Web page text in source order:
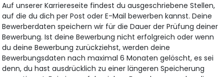
Auf unserer Karriereseite findest du ausgeschriebene Stellen,
auf die du dich per Post oder E-Mail bewerben kannst. Deine
Bewerberdaten speichern wir für die Dauer der Prüfung deiner
Bewerbung. Ist deine Bewerbung nicht erfolgreich oder wenn
du deine Bewerbung zurückziehst, werden deine
Bewerbungsdaten nach maximal 6 Monaten gelöscht, es sei
denn, du hast ausdrücklich zu einer längeren Speicherung